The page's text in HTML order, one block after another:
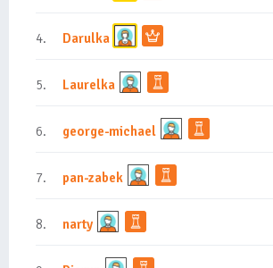
4. Darulka
5. Laurelka
6. george-michael
7. pan-zabek
8. narty